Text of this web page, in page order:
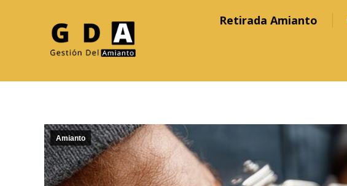
Retirada Amianto
Amianto